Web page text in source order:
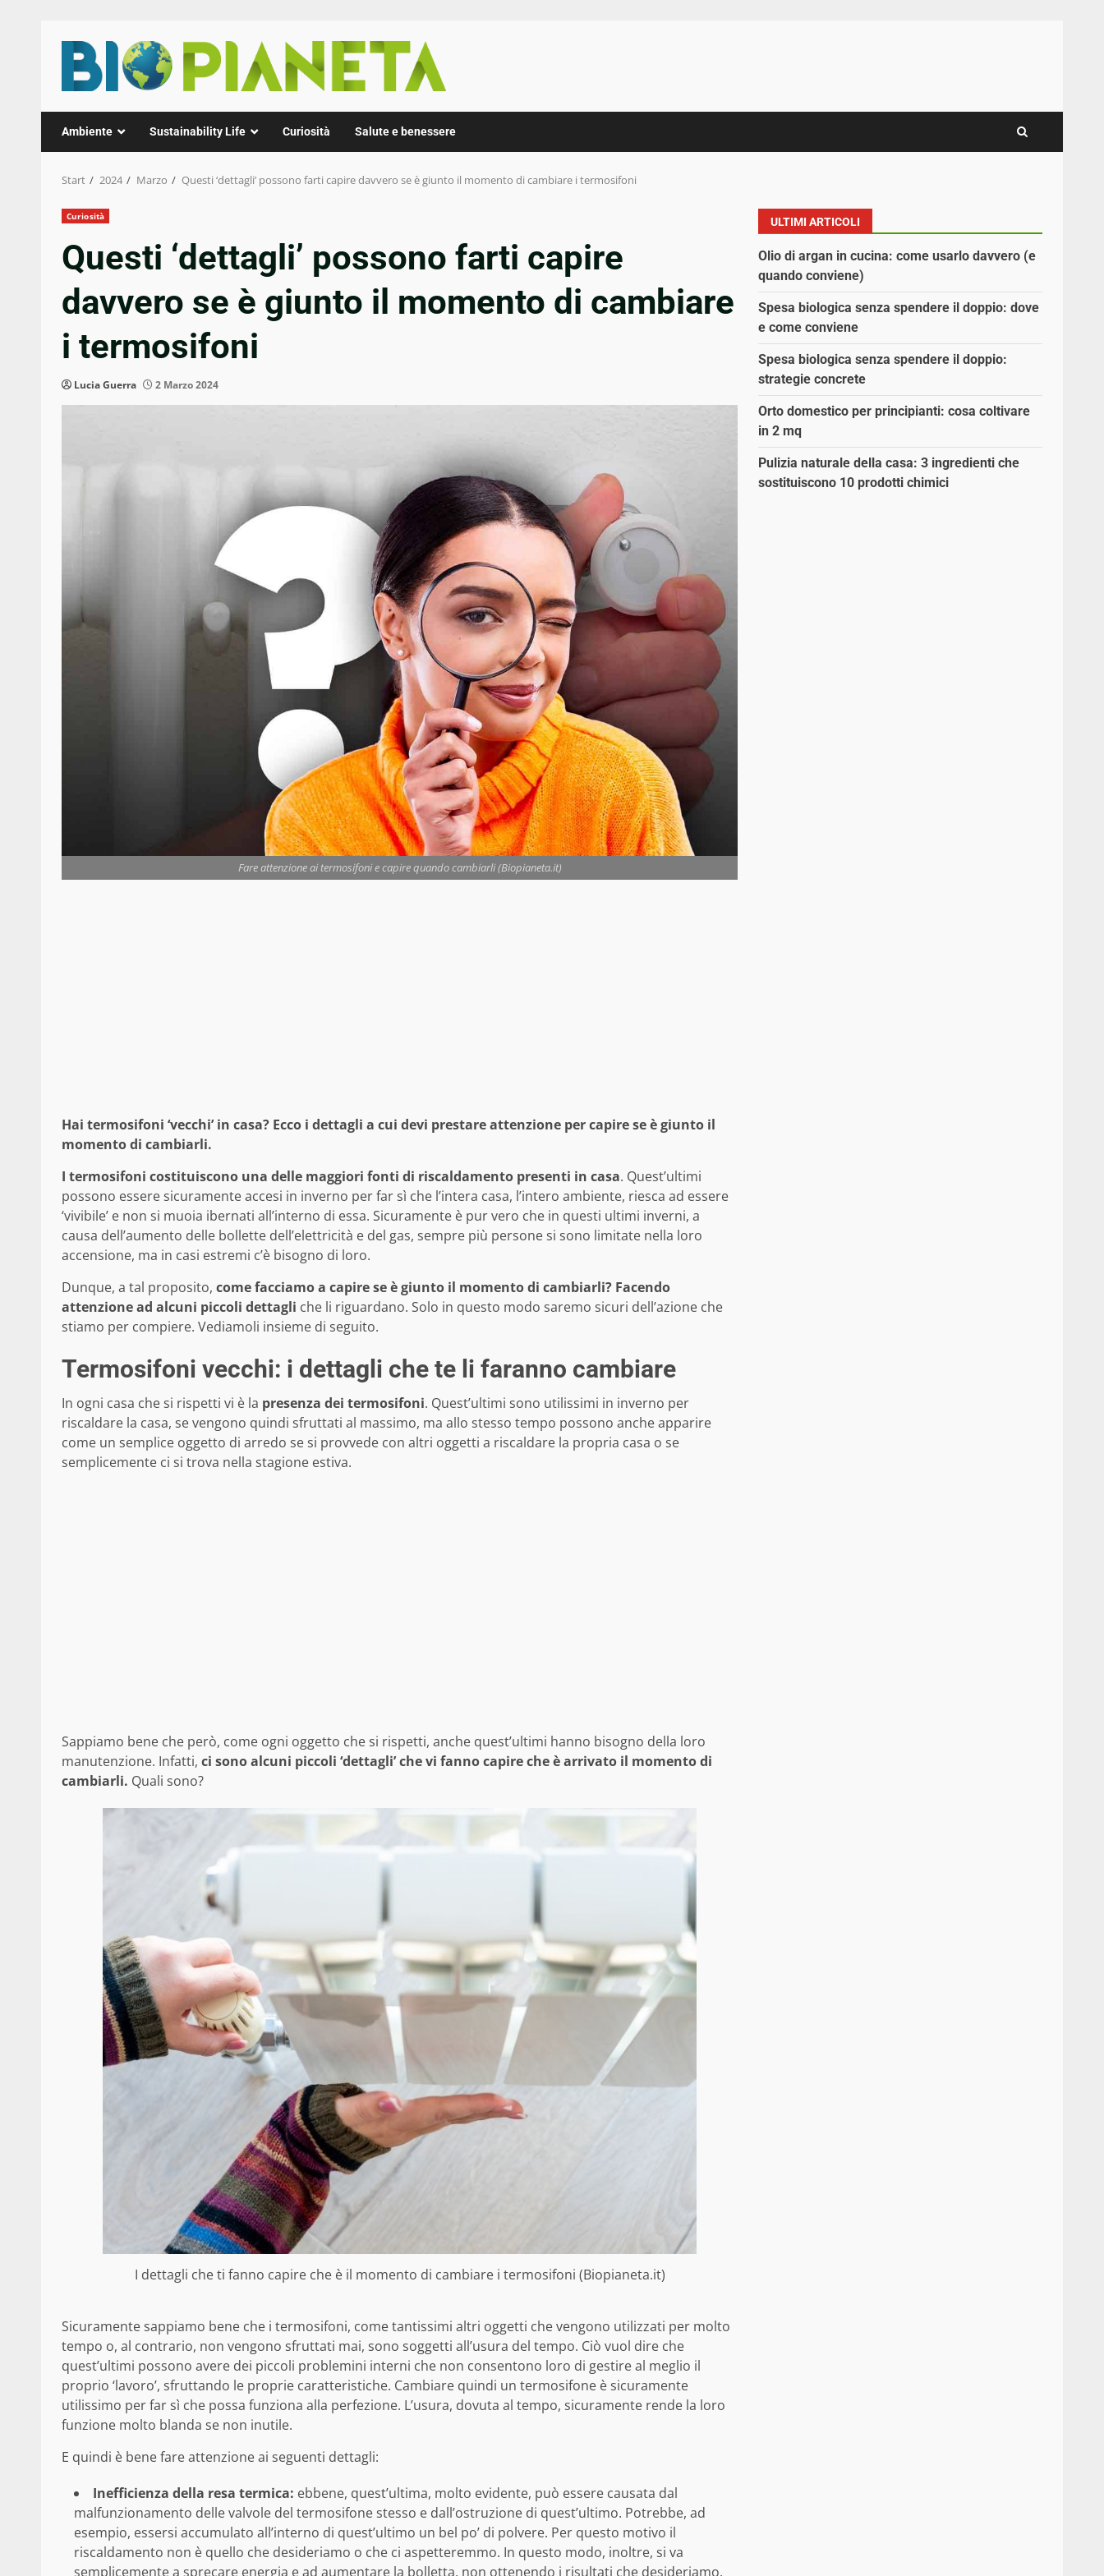
Inhalt
springen
Ambiente Sustainability Life Curiosità Salute e benessere
Start 2024 Marzo Questi ‘dettagli’ possono farti capire davvero se è giunto il momento di cambiare i termosifoni
Curiosità
Questi ‘dettagli’ possono farti capire
davvero se è giunto il momento di cambiare
i termosifoni
Lucia Guerra 2 Marzo 2024
Fare attenzione ai termosifoni e capire quando cambiarli (Biopianeta.it)
Hai termosifoni ‘vecchi’ in casa? Ecco i dettagli a cui devi prestare attenzione per capire se è giunto il
momento di cambiarli.
I termosifoni costituiscono una delle maggiori fonti di riscaldamento presenti in casa. Quest’ultimi
possono essere sicuramente accesi in inverno per far sì che l’intera casa, l’intero ambiente, riesca ad essere
‘vivibile’ e non si muoia ibernati all’interno di essa. Sicuramente è pur vero che in questi ultimi inverni, a
causa dell’aumento delle bollette dell’elettricità e del gas, sempre più persone si sono limitate nella loro
accensione, ma in casi estremi c’è bisogno di loro.
Dunque, a tal proposito, come facciamo a capire se è giunto il momento di cambiarli? Facendo
attenzione ad alcuni piccoli dettagli che li riguardano. Solo in questo modo saremo sicuri dell’azione che
stiamo per compiere. Vediamoli insieme di seguito.
Termosifoni vecchi: i dettagli che te li faranno cambiare
In ogni casa che si rispetti vi è la presenza dei termosifoni. Quest’ultimi sono utilissimi in inverno per
riscaldare la casa, se vengono quindi sfruttati al massimo, ma allo stesso tempo possono anche apparire
come un semplice oggetto di arredo se si provvede con altri oggetti a riscaldare la propria casa o se
semplicemente ci si trova nella stagione estiva.
Sappiamo bene che però, come ogni oggetto che si rispetti, anche quest’ultimi hanno bisogno della loro
manutenzione. Infatti, ci sono alcuni piccoli ‘dettagli’ che vi fanno capire che è arrivato il momento di
cambiarli. Quali sono?
I dettagli che ti fanno capire che è il momento di cambiare i termosifoni (Biopianeta.it)
Sicuramente sappiamo bene che i termosifoni, come tantissimi altri oggetti che vengono utilizzati per molto
tempo o, al contrario, non vengono sfruttati mai, sono soggetti all’usura del tempo. Ciò vuol dire che
quest’ultimi possono avere dei piccoli problemini interni che non consentono loro di gestire al meglio il
proprio ‘lavoro’, sfruttando le proprie caratteristiche. Cambiare quindi un termosifone è sicuramente
utilissimo per far sì che possa funziona alla perfezione. L’usura, dovuta al tempo, sicuramente rende la loro
funzione molto blanda se non inutile.
E quindi è bene fare attenzione ai seguenti dettagli:
Inefficienza della resa termica: ebbene, quest’ultima, molto evidente, può essere causata dal
malfunzionamento delle valvole del termosifone stesso e dall’ostruzione di quest’ultimo. Potrebbe, ad
esempio, essersi accumulato all’interno di quest’ultimo un bel po’ di polvere. Per questo motivo il
riscaldamento non è quello che desideriamo o che ci aspetteremmo. In questo modo, inoltre, si va
semplicemente a sprecare energia e ad aumentare la bolletta, non ottenendo i risultati che desideriamo.
ULTIMI ARTICOLI
Olio di argan in cucina: come usarlo davvero (e
quando conviene)
Spesa biologica senza spendere il doppio: dove
e come conviene
Spesa biologica senza spendere il doppio:
strategie concrete
Orto domestico per principianti: cosa coltivare
in 2 mq
Pulizia naturale della casa: 3 ingredienti che
sostituiscono 10 prodotti chimici